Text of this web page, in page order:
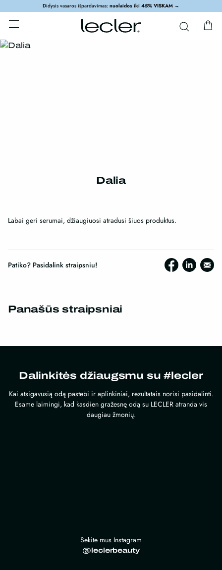
Didysis vasaros išpardavimas: nuolaidos iki 45% VISKAM →
Dalia
Labai geri serumai, džiaugiuosi atradusi šiuos produktus.
Patiko? Pasidalink straipsniu!
Panašūs straipsniai
Dalinkitės džiaugsmu su #lecler
Kai atsigavusią odą pastebi ir aplinkiniai, rezultatais norisi pasidalinti.
Esame laimingi, kad kasdien gražesnę odą su LECLER atranda vis
daugiau žmonių.
Sekite mus Instagram
@leclerbeauty